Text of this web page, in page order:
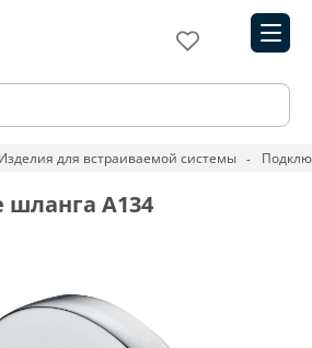
Изделия для встраиваемой системы
A134